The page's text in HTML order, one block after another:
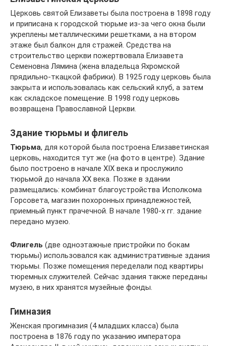
Церковь святой Елизаветы была построена в 1898 году
и приписана к городской тюрьме из-за чего окна были
укреплены металлическими решетками, а на втором
этаже был балкон для стражей. Средства на
строительство церкви пожертвовала Елизавета
Семеновна Лямина (жена владельца Яхромской
прядильно-ткацкой фабрики). В 1925 году церковь была
закрыта и использовалась как сельский клуб, а затем
как складское помещение. В 1998 году церковь
возвращена Православной Церкви.
Здание тюрьмы и флигель
Тюрьма, для которой была построена Елизаветинская
церковь, находится тут же (на фото в центре). Здание
было построено в начале XIX века и прослужило
тюрьмой до начала XX века. Позже в здании
размещались: комбинат благоустройства Исполкома
Горсовета, магазин похоронных принадлежностей,
приемный пункт прачечной. В начале 1980-х гг. здание
передано музею.
Флигель (две одноэтажные пристройки по бокам
тюрьмы) использовался как административные здания
тюрьмы. Позже помещения переделали под квартиры
тюремных служителей. Сейчас здания также переданы
музею, в них хранятся музейные фонды.
Гимназия
Женская прогимназия (4 младших класса) была
построена в 1876 году по указанию императора